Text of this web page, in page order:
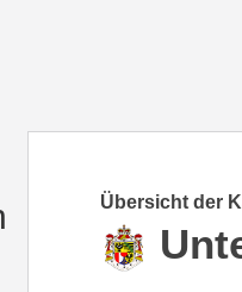
Übersicht der